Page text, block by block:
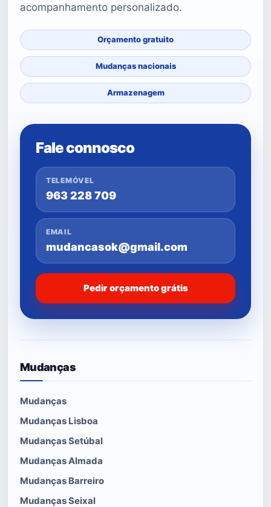
acompanhamento personalizado.
Orçamento gratuito
Mudanças nacionais
Armazenagem
Fale connosco
TELEMÓVEL
963 228 709
EMAIL
mudancasok@gmail.com
Pedir orçamento grátis
Mudanças
Mudanças
Mudanças Lisboa
Mudanças Setúbal
Mudanças Almada
Mudanças Barreiro
Mudanças Seixal